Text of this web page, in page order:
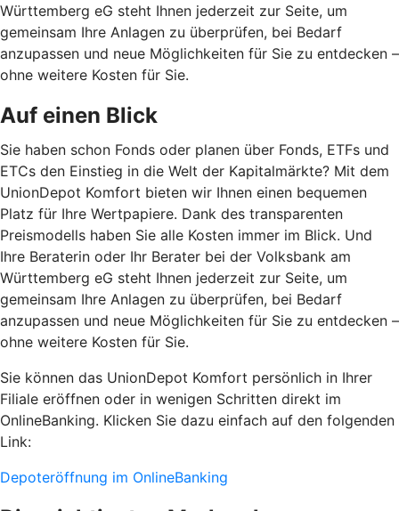
Württemberg eG steht Ihnen jederzeit zur Seite, um
gemeinsam Ihre Anlagen zu überprüfen, bei Bedarf
anzupassen und neue Möglichkeiten für Sie zu entdecken –
ohne weitere Kosten für Sie.
Auf einen Blick
Sie haben schon Fonds oder planen über Fonds, ETFs und
ETCs den Einstieg in die Welt der Kapitalmärkte? Mit dem
UnionDepot Komfort bieten wir Ihnen einen bequemen
Platz für Ihre Wertpapiere. Dank des transparenten
Preismodells haben Sie alle Kosten immer im Blick. Und
Ihre Beraterin oder Ihr Berater bei der Volksbank am
Württemberg eG steht Ihnen jederzeit zur Seite, um
gemeinsam Ihre Anlagen zu überprüfen, bei Bedarf
anzupassen und neue Möglichkeiten für Sie zu entdecken –
ohne weitere Kosten für Sie.
Sie können das UnionDepot Komfort persönlich in Ihrer
Filiale eröffnen oder in wenigen Schritten direkt im
OnlineBanking. Klicken Sie dazu einfach auf den folgenden
Link:
Depoteröffnung im OnlineBanking